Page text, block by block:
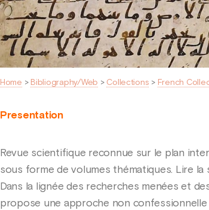
Home > Bibliography/Web > Collections > French
Presentation
Revue scientifique reconnue sur le plan
sous forme de volumes thématiques. Lire la
Dans la lignée des recherches menées et
propose une approche non